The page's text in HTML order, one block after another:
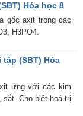
Hóa học 8
gốc axit trong các
H3PO4.
tập (SBT) Hóa
ứng với các kim
sắt. Cho biết hoá trị